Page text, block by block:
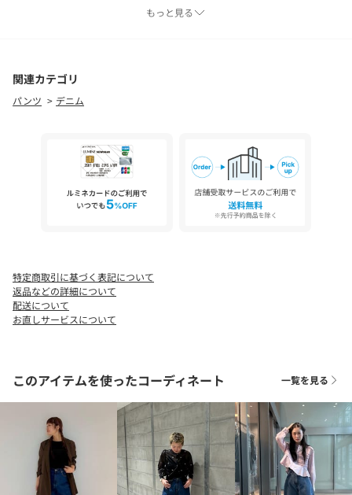
■素材
12ozのデニムを使用し、それぞれのカラーで異なる加工を施して
います。
コバルトブルーはバイオブリーチ、ソーピング、さらにオーバー
ダイと加工を重ねて大人らしい色味とアタリのバランスにこだわ
ンツのカーブシルエットがより引き立ちます。
ジャケットを羽織ったきれいめなスタイリングから、ニットとの
ラフな合わせもおすすめ。
カジュアルスタイルの代名詞のデニムは、どんなアイテムとも悩
============================
裏地：なし
透け感：なし
伸縮：なし
光沢感：なし
ケア方法：手洗い可
============================
もっと見る
関連カテゴリ
パンツ デニム
特定商取引に基づく表記について
返品などの詳細について
配送について
お直しサービスについて
このアイテムを使ったコーディネート 一覧を見る